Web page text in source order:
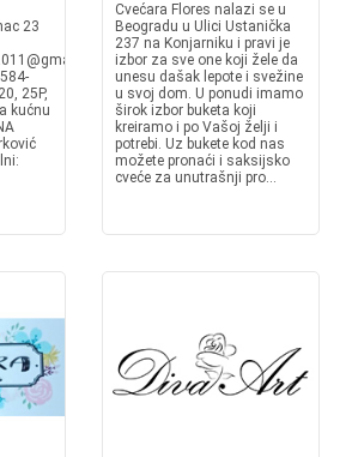
23
25P,
kućnu
Cvećara Flores nalazi se u
Beogradu u Ulici Ustanička
237 na Konjarniku i pravi je
izbor za sve one koji žele da
unesu dašak lepote i svežine
u svoj dom. U ponudi imamo
širok izbor buketa koji
kreiramo i po Vašoj želji i
potrebi. Uz bukete kod nas
možete pronaći i saksijsko
cveće za unutrašnji pro...